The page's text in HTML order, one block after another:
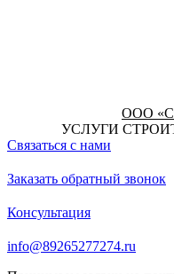
ООО
УСЛУГИ
Связаться с нами
Заказать обратный звонок
Консультация
info@89265277274.ru